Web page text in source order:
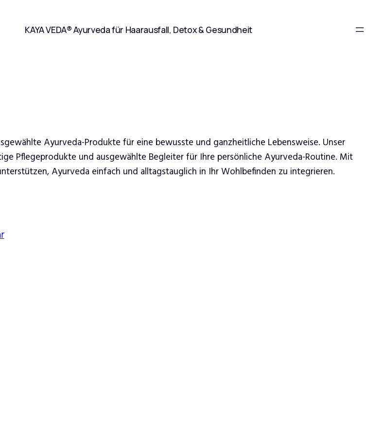
KAYA VEDA® Ayurveda für Haarausfall, Detox & Gesundheit
Ayurveda-Produkte für eine bewusste und ganzheitliche Lebensweise. Unser
Pflegeprodukte und ausgewählte Begleiter für Ihre persönliche Ayurveda-Routine. Mit
Ayurveda einfach und alltagstauglich in Ihr Wohlbefinden zu integrieren.